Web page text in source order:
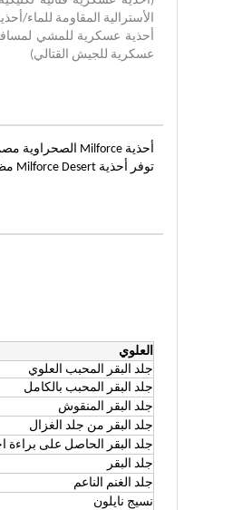
الأسترالية المقاومة
أحذية عسكرية للمشي
عسكرية للجيش القتالي)
أحذية Milforce الصحراوية مصممة خصيصًا للجيش.
توفر أحذية Milforce Desert مظهرًا رياضيًا مع تصميم مريح وخفيف الوزن.
العلوي
جلد البقر المحبب العلوي
جلد البقر المحبب بالكامل
جلد البقر المنقوش
جلد البقر من جلد الغزال
جلد البقر الحاصل على براءة
جلد البقر
جلد الغنم الناعم
نسيج نايلون